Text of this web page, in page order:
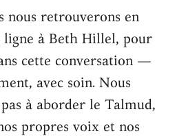
nous retrouverons en
ligne à Beth Hillel, pour
cette conversation —
avec soin. Nous
à aborder le Talmud,
propres voix et nos